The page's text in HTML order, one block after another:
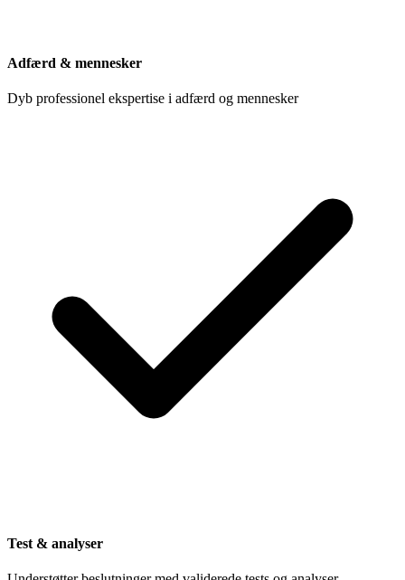
Adfærd & mennesker
Dyb professionel ekspertise i adfærd og mennesker
Test & analyser